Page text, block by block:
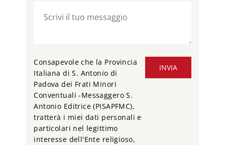
INVIA
Consapevole che la Provincia
Italiana di S. Antonio di
Padova dei Frati Minori
Conventuali -Messaggero S.
Antonio Editrice (PISAPFMC),
tratterà i miei dati personali e
particolari nel legittimo
interesse dell'Ente religioso,